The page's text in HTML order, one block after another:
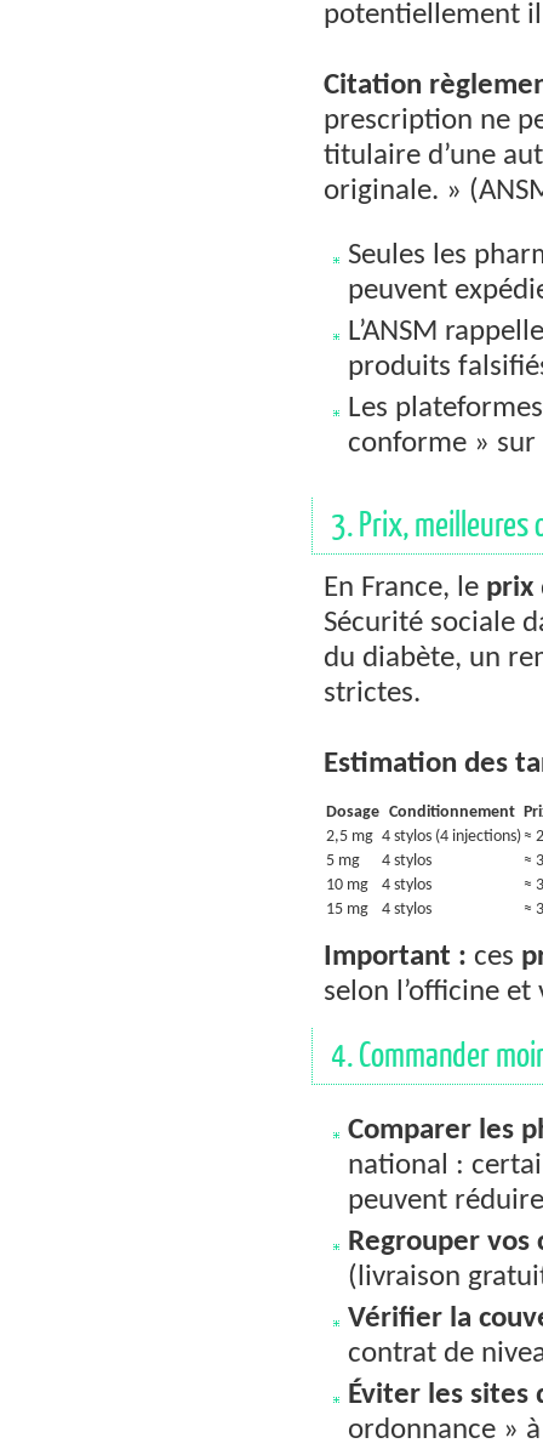
potentiellement
Citation
prescription ne
titulaire d’une
originale. »
Seules les
peuvent
L’ANSM
produits
Les
conforme »
3. Prix,
En France, le prix
Sécurité sociale
du diabète, un
strictes.
Estimation des
Dosage Conditionnement
2,5 mg 4 stylos (4 injections) ≈
5 mg
4 stylos
≈
10 mg
4 stylos
≈
15 mg
4 stylos ≈
Important : ces
selon l’officine
4. Commander
Comparer les
national :
peuvent
Regrouper vos
(livraison
Vérifier la
contrat de
Éviter les sites
ordonnance »